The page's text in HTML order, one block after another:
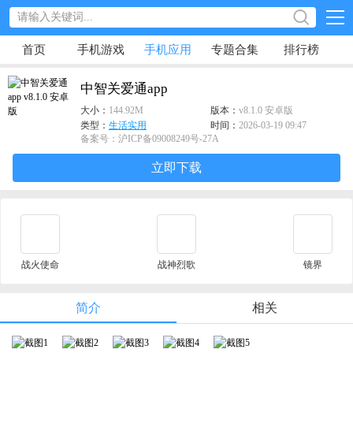
首页 手机游戏 手机应用 专题合集 排行榜
中智关爱通app
大小： 144.92M 版本： v8.1.0 安卓版
类型： 生活实用 时间： 2026-03-19 09:47
备案号：沪ICP备09008249号-27A
立即下载
战火使命 战神烈歌 镜界
简介 相关